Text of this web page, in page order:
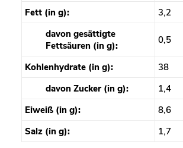
Fett (in g):
3,2
davon gesättigte
Fettsäuren (in g):
0,5
Kohlenhydrate (in g):
38
davon Zucker (in g):
1,4
Eiweiß (in g):
8,6
Salz (in g):
1,7